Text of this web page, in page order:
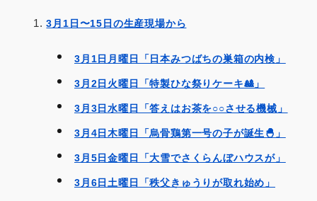
3月1日〜15日の生産現場から
3月1日月曜日「日本みつばちの巣箱の内検」
3月2日火曜日「特製ひな祭りケーキ🎎」
3月3日水曜日「答えはお茶を○○させる機械」
3月4日木曜日「烏骨鶏第一号の子が誕生🐣」
3月5日金曜日「大雪でさくらんぼハウスが」
3月6日土曜日「秩父きゅうりが取れ始め」